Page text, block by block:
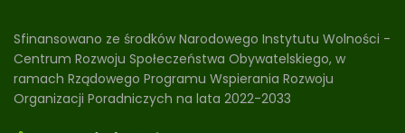
Sfinansowano ze środków Narodowego Instytutu Wolności -
Centrum Rozwoju Społeczeństwa Obywatelskiego, w
ramach Rządowego Programu Wspierania Rozwoju
Organizacji Poradniczych na lata 2022-2033